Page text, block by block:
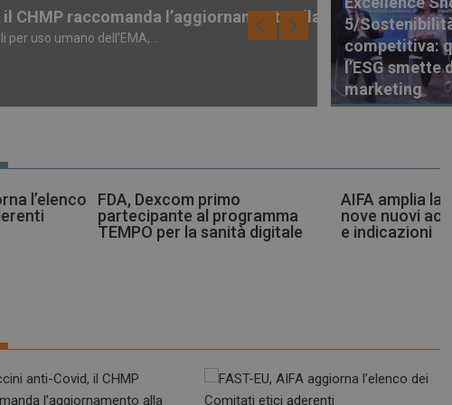
l’aggiornamento alla variante XFG
La Fondazione
Patient Advocacy
5/
competitiva:
l’ESG smette
marketing
primo
al programma
la sanità digitale
AIFA amplia la rimborsabilità:
nove nuovi accessi tra farmaci
e indicazioni